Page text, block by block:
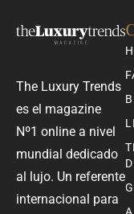
The Luxury Trends
es el magazine
Nº1 online a nivel
mundial dedicado
al lujo. Un referente
internacional para